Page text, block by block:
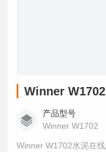
Winner
产品型号
Winner W1702
Winner W1702水泥在